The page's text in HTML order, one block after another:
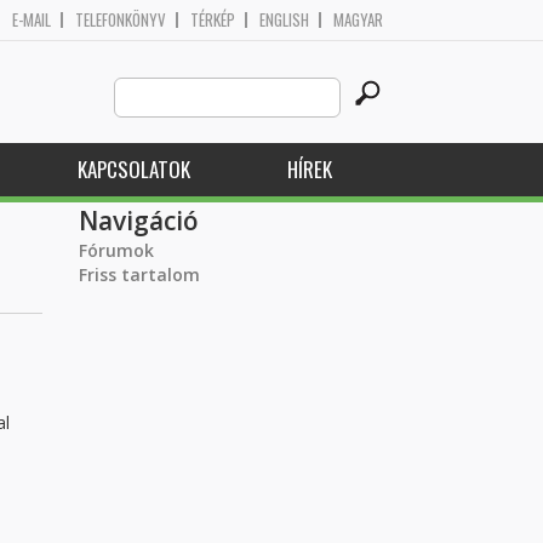
E-MAIL TELEFONKÖNYV TÉRKÉP ENGLISH MAGYAR
Search
this
site
KAPCSOLATOK HÍREK
Navigáció
Fórumok
Friss tartalom